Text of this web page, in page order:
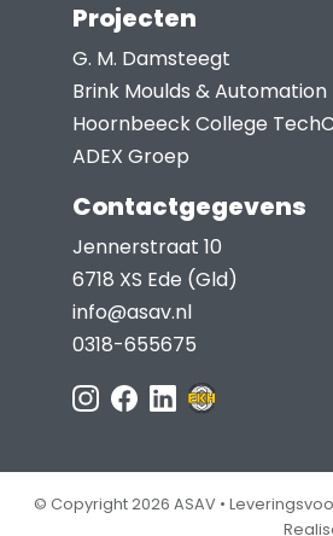
Projecten
G. M. Damsteegt
Brink Moulds & Automation
Hoornbeeck College
ADEX Groep
Contactgegevens
Jennerstraat 10
6718 XS Ede (Gld)
info@asav.nl
0318-655675
© Copyright 2026 ASAV •